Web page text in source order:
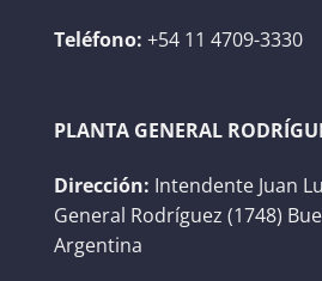
Teléfono: +54 11 4709-3330
PLANTA GENERAL
Dirección: Intendente Juan
General Rodríguez (1748)
Argentina